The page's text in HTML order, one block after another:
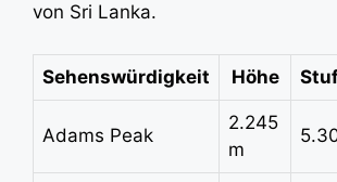
von Sri Lanka.
Sehenswürdigkeit Höhe
Adams Peak
2.245
m